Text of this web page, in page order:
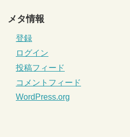
メタ情報
登録
ログイン
投稿フィード
コメントフィード
WordPress.org